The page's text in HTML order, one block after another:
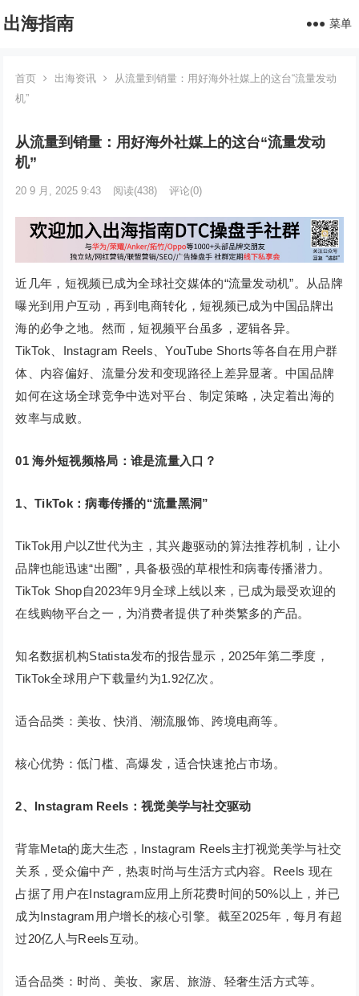
出海指南 菜单
首页 出海资讯
从流量到销量：用好海外社媒上的这台“流量发动
机”
从流量到销量：用好海外社媒上的这台“流量发动
机”
20 9 月, 2025 9:43 阅读(438) 评论(0)
近几年，短视频已成为全球社交媒体的“流量发动机”。从品牌
曝光到用户互动，再到电商转化，短视频已成为中国品牌出
海的必争之地。然而，短视频平台虽多，逻辑各异。
TikTok、Instagram Reels、YouTube Shorts等各自在用户群
体、内容偏好、流量分发和变现路径上差异显著。中国品牌
如何在这场全球竞争中选对平台、制定策略，决定着出海的
效率与成败。
01 海外短视频格局：谁是流量入口？
1、TikTok：病毒传播的“流量黑洞”
TikTok用户以Z世代为主，其兴趣驱动的算法推荐机制，让小
品牌也能迅速“出圈”，具备极强的草根性和病毒传播潜力。
TikTok Shop自2023年9月全球上线以来，已成为最受欢迎的
在线购物平台之一，为消费者提供了种类繁多的产品。
知名数据机构Statista发布的报告显示，2025年第二季度，
TikTok全球用户下载量约为1.92亿次。
适合品类：美妆、快消、潮流服饰、跨境电商等。
核心优势：低门槛、高爆发，适合快速抢占市场。
2、 Instagram Reels ：视觉美学与社交驱动
背靠Meta的庞大生态，Instagram Reels主打视觉美学与社交
关系，受众偏中产，热衷时尚与生活方式内容。Reels 现在
占据了用户在Instagram应用上所花费时间的50%以上，并已
成为Instagram用户增长的核心引擎。截至2025年，每月有超
过20亿人与Reels互动。
适合品类：时尚、美妆、家居、旅游、轻奢生活方式等。